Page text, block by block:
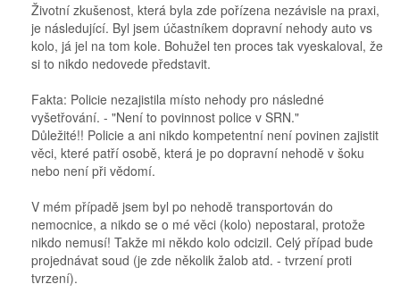
Životní zkušenost, která byla zde pořízena nezávisle na praxi,
je následující. Byl jsem účastníkem dopravní nehody auto vs
kolo, já jel na tom kole. Bohužel ten proces tak vyeskaloval, že
si to nikdo nedovede představit.
Fakta: Policie nezajistila místo nehody pro následné
vyšetřování. - "Není to povinnost police v SRN."
Důležité!! Policie a ani nikdo kompetentní není povinen zajistit
věci, které patří osobě, která je po dopravní nehodě v šoku
nebo není při vědomí.
V mém případě jsem byl po nehodě transportován do
nemocnice, a nikdo se o mé věci (kolo) nepostaral, protože
nikdo nemusí! Takže mi někdo kolo odcizil. Celý případ bude
projednávat soud (je zde několik žalob atd. - tvrzení proti
tvrzení).